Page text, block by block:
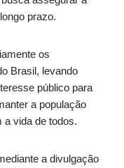
prazo.
os
Brasil, levando
público para
a população
a vida de todos.
a divulgação